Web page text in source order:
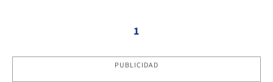
1
PUBLICIDAD